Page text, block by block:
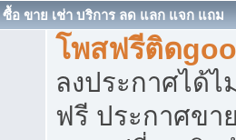
ซื้อ ขาย เช่า บริการ ลด แลก แจก แถม
โพสฟรีติด
ลงประกาศได้
ฟรี ประกาศข